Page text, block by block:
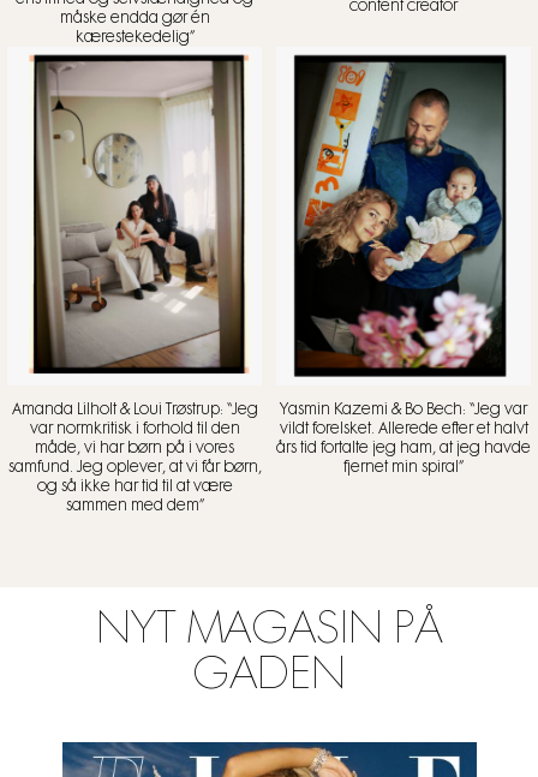
måske endda gør én
kærestekedelig”
content creator
Amanda Lilholt & Loui Trøstrup: “Jeg
var normkritisk i forhold til den
måde, vi har børn på i vores
samfund. Jeg oplever, at vi får børn,
og så ikke har tid til at være
sammen med dem”
Yasmin Kazemi & Bo Bech: “Jeg var
vildt forelsket. Allerede efter et halvt
års tid fortalte jeg ham, at jeg havde
fjernet min spiral”
NYT MAGASIN PÅ
GADEN